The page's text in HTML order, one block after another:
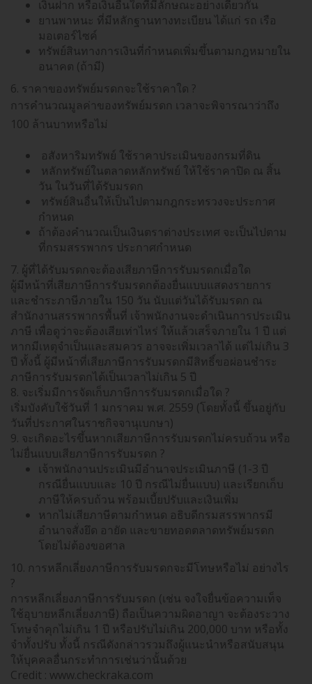
เงินฝาก หรือเงินอื่นใดที่มีลักษณะอย่างเดียวกัน
ยานพาหนะ ที่มีหลักฐานทางทะเบียน ได้แก่ รถ เรือ
มอเตอร์ไซค์
ทรัพย์สินทางการเงินที่กำหนดเพิ่มขึ้นตามกฎหมายใน
อนาคต (ถ้ามี)
6. ราคาของทรัพย์มรดกจะใช้ราคาใด ?
การคำนวณมูลค่าของทรัพย์มรดก เวลาจะพิจารณาว่าถึง
100 ล้านบาทหรือไม่
อสังหาริมทรัพย์ ใช้ราคาประเมินของกรมที่ดิน
หลักทรัพย์ในตลาดหลักทรัพย์ ให้ใช้ราคาปิด ณ สิ้น
วัน ในวันที่ได้รับมรดก
ทรัพย์สินอื่นให้เป็นไปตามกฎกระทรวงจะประกาศ
กำหนด
ถ้าต้องคำนวณเป็นเงินตราต่างประเทศ จะเป็นไปตาม
ที่กรมสรรพากร ประกาศกำหนด
7. ผู้ที่ได้รับมรดกจะต้องเสียภาษีการรับมรดกเมื่อใด
ผู้มีหน้าที่เสียภาษีการรับมรดกต้องยื่นแบบแสดงรายการ
และชำระภาษีภายใน 150 วัน นับแต่วันได้รับมรดก ณ
สำนักงานสรรพากรพื้นที่ เจ้าพนักงานจะดำเนินการประเมิน
ภาษี เพื่อดูว่าจะต้องเสียเท่าไหร่ ให้แล้วเสร็จภายใน 1 ปี แต่
หากมีเหตุจำเป็นและสมควร อาจจะเพิ่มเวลาได้ แต่ไม่เกิน 3
ปี ทั้งนี้ ผู้มีหน้าที่เสียภาษีการรับมรดกมีสิทธิ์ขอผ่อนชำระ
ภาษีการรับมรดกได้เป็นเวลาไม่เกิน 5 ปี
8. จะเริ่มมีการจัดเก็บภาษีการรับมรดกเมื่อใด ?
เริ่มบังคับใช้วันที่ 1 มกราคม พ.ศ. 2559 (โดยทั้งนี้ ขึ้นอยู่กับ
วันที่ประกาศในราชกิจจานุเบกษา)
9. จะเกิดอะไรขึ้นหากเสียภาษีการรับมรดกไม่ครบถ้วน หรือ
ไม่ยื่นแบบเสียภาษีการรับมรดก ?
เจ้าพนักงานประเมินมีอำนาจประเมินภาษี (1-3 ปี
กรณียื่นแบบและ 10 ปี กรณีไม่ยื่นแบบ) และเรียกเก็บ
ภาษีให้ครบถ้วน พร้อมเบี้ยปรับและเงินเพิ่ม
หากไม่เสียภาษีตามกำหนด อธิบดีกรมสรรพากรมี
อำนาจสั่งยึด อายัด และขายทอดตลาดทรัพย์มรดก
โดยไม่ต้องขอศาล
10. การหลีกเลี่ยงภาษีการรับมรดกจะมีโทษหรือไม่ อย่างไร
?
การหลีกเลี่ยงภาษีการรับมรดก (เช่น จงใจยื่นข้อความเท็จ
ใช้อุบายหลีกเลี่ยงภาษี) ถือเป็นความผิดอาญา จะต้องระวาง
โทษจำคุกไม่เกิน 1 ปี หรือปรับไม่เกิน 200,000 บาท หรือทั้ง
จำทั้งปรับ ทั้งนี้ กรณีดังกล่าวรวมถึงผู้แนะนำหรือสนับสนุน
ให้บุคคลอื่นกระทำการเช่นว่านั้นด้วย
Credit : www.checkraka.com